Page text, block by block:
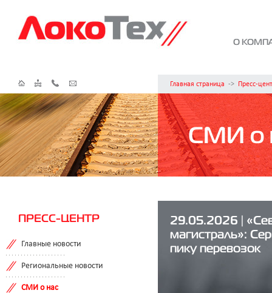
О
Главная страница -> Пресс-
СМИ о
ПРЕСС-ЦЕНТР
Главные новости
Региональные новости
СМИ о нас
29.05.2026 |
магистраль»:
пику перевозок